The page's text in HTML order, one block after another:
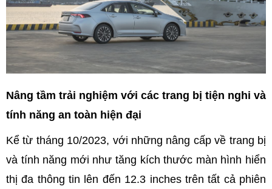
Nâng tầm trải nghiệm với các trang bị tiện nghi và
tính năng an toàn hiện đại
Kể từ tháng 10/2023, với những nâng cấp về trang bị
và tính năng mới như tăng kích thước màn hình hiển
thị đa thông tin lên đến 12.3 inches trên tất cả phiên